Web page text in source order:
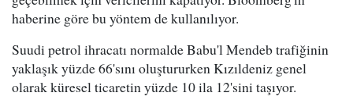
haberine göre bu yöntem de kullanılıyor.
Suudi petrol ihracatı normalde Babu'l Mendeb trafiğinin
yaklaşık yüzde 66'sını oluştururken Kızıldeniz genel
olarak küresel ticaretin yüzde 10 ila 12'sini taşıyor.